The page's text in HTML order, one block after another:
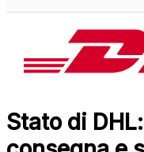
Stato di